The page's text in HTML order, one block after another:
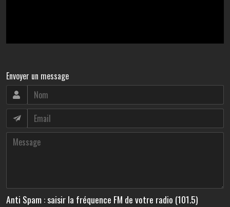
Envoyer un message
Anti Spam : saisir la fréquence FM de votre radio (101.5)